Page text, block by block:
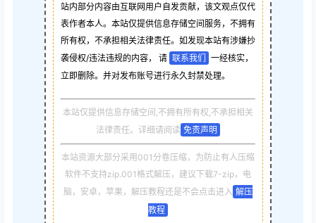
站内部分内容由互联网用户自发贡献，该文观点仅代
表作者本人。本站仅提供信息存储空间服务，不拥有
所有权，不承担相关法律责任。如发现本站有涉嫌抄
袭侵权/违法违规的内容， 请 联系我们
一经核实，
立即删除。并对发布账号进行永久封禁处理。
本站仅提供信息存储空间,不拥有所有权,不承担相关
法律责任。详细请阅读 免责声明
本站资源大部分采用001分卷压缩，为防止有人压缩
软件不支持zip.001格式解压，建议下载7-zip，电
脑，安卓，苹果，解压教程还是不会点击进入 解压
教程